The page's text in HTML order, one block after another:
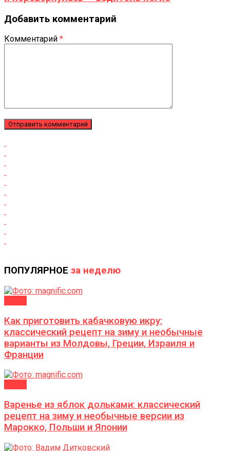
Добавить комментарий
Комментарий *
ПОПУЛЯРНОЕ за неделю
Как приготовить кабачковую икру:
классический рецепт на зиму и необычные
варианты из Молдовы, Греции, Израиля и
Франции
Варенье из яблок дольками: классический
рецепт на зиму и необычные версии из
Марокко, Польши и Японии